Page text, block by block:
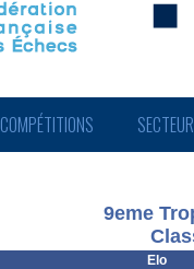
COMPÉTITIONS
9eme
Elo